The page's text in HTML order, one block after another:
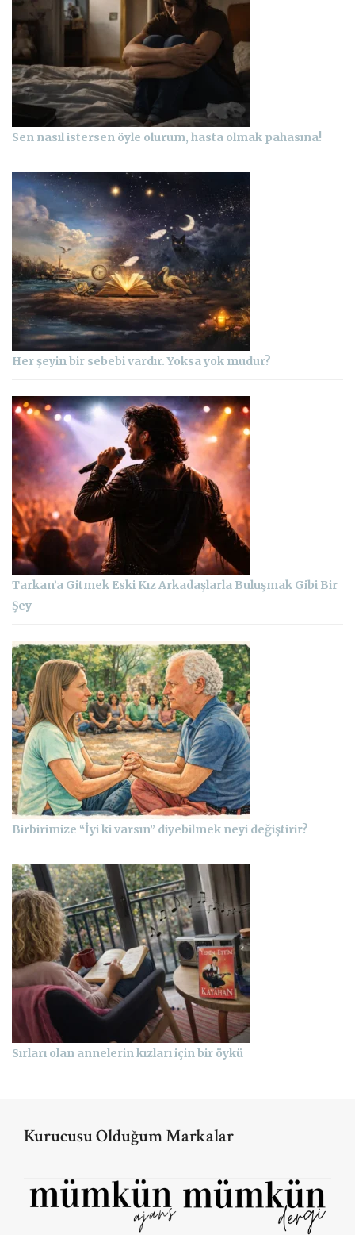
Sen nasıl istersen öyle olurum, hasta olmak pahasına!
Her şeyin bir sebebi vardır. Yoksa yok mudur?
Tarkan’a Gitmek Eski Kız Arkadaşlarla Buluşmak Gibi Bir
Şey
Birbirimize “İyi ki varsın” diyebilmek neyi değiştirir?
Sırları olan annelerin kızları için bir öykü
Kurucusu Olduğum Markalar